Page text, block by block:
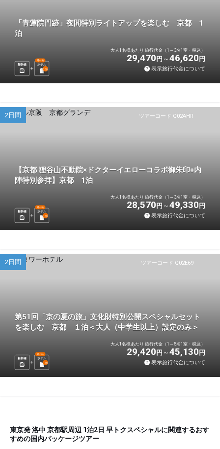
「青蓮院門跡」夜間特別ライトアップを楽しむ 京都 1
泊
新幹線 ホテル
選べる
1 泊
大人1名様あたり 旅行代金（1～3名1室・税込）
29,470 円 46,620 円
表示旅行代金について
ツアーコード Q02AHR
2日間
【京都 狸谷山不動院×ドクターイエローコラボ御朱印+内
陣特別参拝】京都 1泊
新幹線 ホテル
選べる
1 泊
大人1名様あたり 旅行代金（1～3名1室・税込）
28,570 円 49,330 円
表示旅行代金について
ツアーコード Q02E69
2日間
第51回「京の夏の旅」文化財特別公開スペシャルセット
を楽しむ 京都 １泊＜大人（中学生以上）設定のみ＞
新幹線 ホテル
選べる
1 泊
大人1名様あたり 旅行代金（1～5名1室・税込）
29,420 円 45,130 円
表示旅行代金について
東京発 洛中 京都駅周辺 1泊2日 早トクスペシャルに関連するおす
すめの国内パッケージツアー